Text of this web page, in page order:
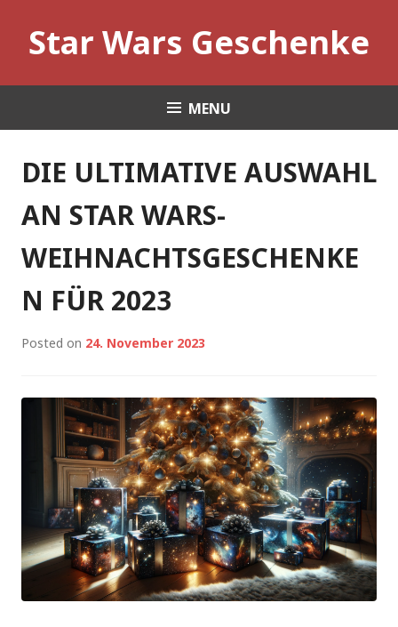
contentStar Wars Geschenke
MENU
NEWS
DIE ULTIMATIVE AUSWAHL
AN STAR WARS-
WEIHNACHTSGESCHENKE
N FÜR 2023
Posted on 24. November 2023